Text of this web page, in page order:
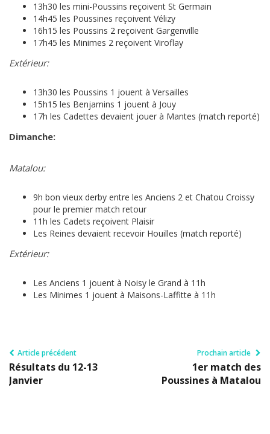
13h30 les mini-Poussins reçoivent St Germain
14h45 les Poussines reçoivent Vélizy
16h15 les Poussins 2 reçoivent Gargenville
17h45 les Minimes 2 reçoivent Viroflay
Extérieur:
13h30 les Poussins 1 jouent à Versailles
15h15 les Benjamins 1 jouent à Jouy
17h les Cadettes devaient jouer à Mantes (match reporté)
Dimanche:
Matalou:
9h bon vieux derby entre les Anciens 2 et Chatou Croissy
pour le premier match retour
11h les Cadets reçoivent Plaisir
Les Reines devaient recevoir Houilles (match reporté)
Extérieur:
Les Anciens 1 jouent à Noisy le Grand à 11h
Les Minimes 1 jouent à Maisons-Laffitte à 11h
Article précédent
Résultats du 12-13
Janvier
Prochain article
1er match des
Poussines à Matalou